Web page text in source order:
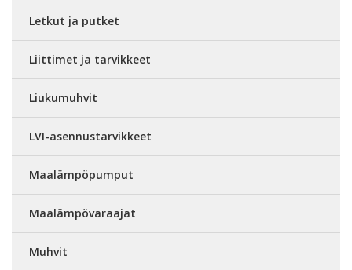
Letkut ja putket
Liittimet ja tarvikkeet
Liukumuhvit
LVI-asennustarvikkeet
Maalämpöpumput
Maalämpövaraajat
Muhvit